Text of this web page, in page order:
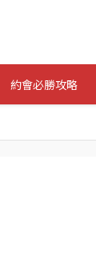
約會必勝攻略